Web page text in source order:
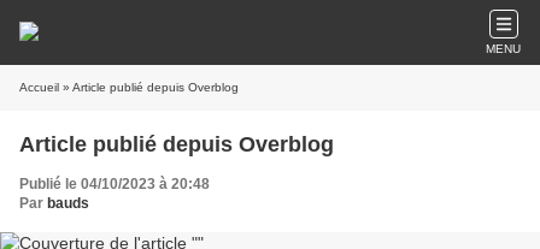
MENU
Accueil » Article publié depuis Overblog
Article publié depuis Overblog
Publié le 04/10/2023 à 20:48
Par bauds